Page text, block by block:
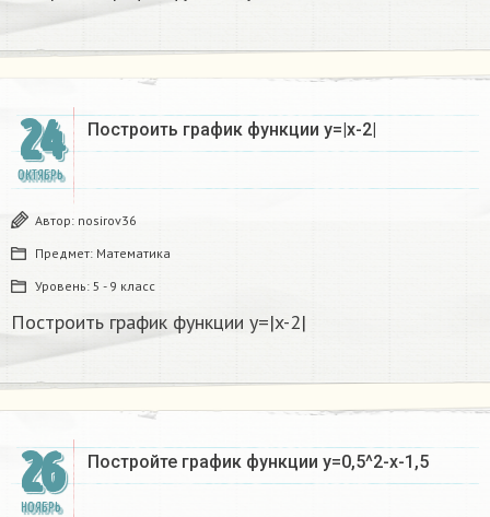
24
ОКТЯБРЬ
Построить график функции y=|x-2|
Автор: nosirov36
Предмет: Математика
Уровень: 5 - 9 класс
Построить график функции y=|x-2|
26
НОЯБРЬ
Постройте график функции y=0,5^2-x-1,5